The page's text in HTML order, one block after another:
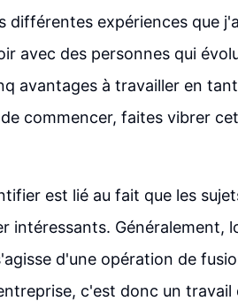
différentes expériences que
avec des personnes qui
avantages à travailler en
commencer, faites vibrer
est lié au fait que les
intéressants. Généralement,
d'une opération de
c'est donc un travail